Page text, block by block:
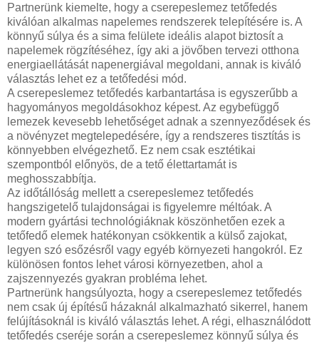
Partnerünk kiemelte, hogy a cserepeslemez tetőfedés
kiválóan alkalmas napelemes rendszerek telepítésére is. A
könnyű súlya és a sima felülete ideális alapot biztosít a
napelemek rögzítéséhez, így aki a jövőben tervezi otthona
energiaellátását napenergiával megoldani, annak is kiváló
választás lehet ez a tetőfedési mód.
A cserepeslemez tetőfedés karbantartása is egyszerűbb a
hagyományos megoldásokhoz képest. Az egybefüggő
lemezek kevesebb lehetőséget adnak a szennyeződések és
a növényzet megtelepedésére, így a rendszeres tisztítás is
könnyebben elvégezhető. Ez nem csak esztétikai
szempontból előnyös, de a tető élettartamát is
meghosszabbítja.
Az időtállóság mellett a cserepeslemez tetőfedés
hangszigetelő tulajdonságai is figyelemre méltóak. A
modern gyártási technológiáknak köszönhetően ezek a
tetőfedő elemek hatékonyan csökkentik a külső zajokat,
legyen szó esőzésről vagy egyéb környezeti hangokról. Ez
különösen fontos lehet városi környezetben, ahol a
zajszennyezés gyakran probléma lehet.
Partnerünk hangsúlyozta, hogy a cserepeslemez tetőfedés
nem csak új építésű házaknál alkalmazható sikerrel, hanem
felújításoknál is kiváló választás lehet. A régi, elhasználódott
tetőfedés cseréje során a cserepeslemez könnyű súlya és